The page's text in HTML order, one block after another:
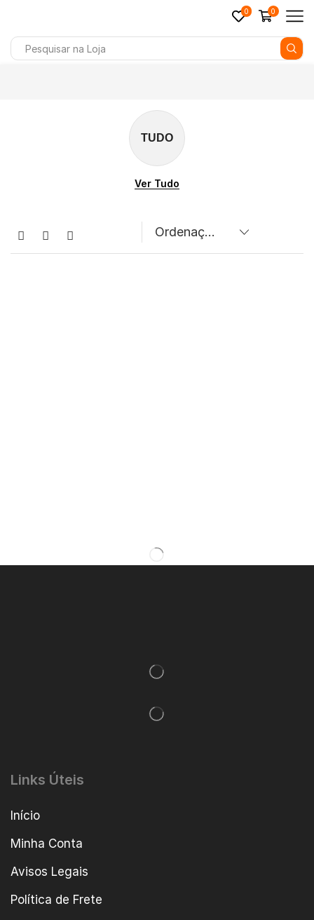
0 0
TUDO
Ver Tudo
Links Úteis
Início
Minha Conta
Avisos Legais
Política de Frete